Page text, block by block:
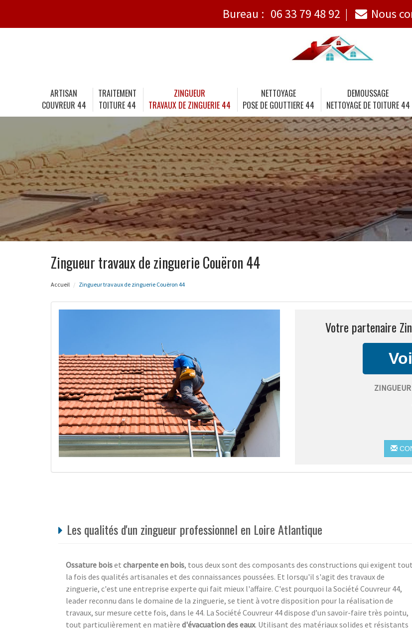
Bureau : 06 33 79 48 92 Nous
ARTISAN
COUVREUR 44
TRAITEMENT
TOITURE 44
ZINGUEUR
TRAVAUX DE ZINGUERIE 44
NETTOYAGE
POSE DE GOUTTIERE 44
DEMOUSSAGE
NETTOYAGE DE TOITURE 44
Zingueur travaux de zinguerie Couëron 44
Accueil Zingueur travaux de zinguerie Couëron 44
Votre partenaire
Les qualités d'un zingueur professionnel en Loire Atlantique
Ossature boiset charpente en bois, tous deux sont des composants des constructions qui exigent
la fois des qualités artisanales et des connaissances poussées. Et lorsqu'il s'agit des travaux de
zinguerie, c'est une entreprise experte qui fait mieux l'affaire. C'est pourquoi la Société Couvreur 44,
leader reconnu dans le domaine de la zinguerie, se tient à votre disposition pour la réalisation de
travaux, sur mesure cette fois, dans le 44. La Société Couvreur 44 dispose d’un savoir-faire très pointu,
tout particulièrement en matière d'évacuation des eaux. Utilisant des matériaux solides et résistants